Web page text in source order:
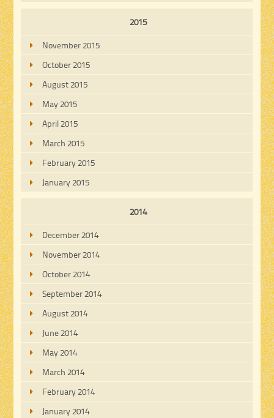
2015
November 2015
October 2015
August 2015
May 2015
April 2015
March 2015
February 2015
January 2015
2014
December 2014
November 2014
October 2014
September 2014
August 2014
June 2014
May 2014
March 2014
February 2014
January 2014